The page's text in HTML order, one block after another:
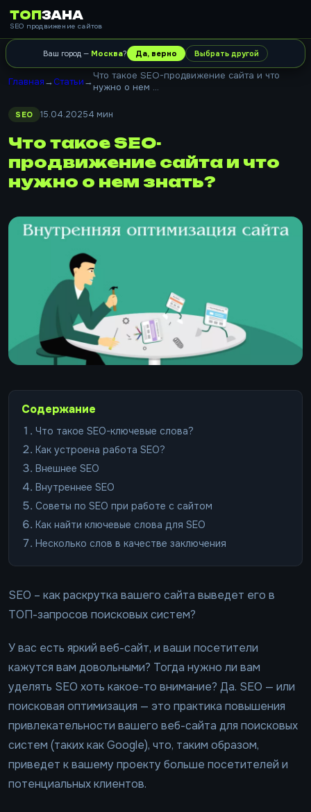
ТОП ЗАНА
SEO продвижение сайтов
Ваш город — Москва? Да, верно Выбрать другой
Главная→Статьи→Что такое SEO-продвижение сайта и что
нужно о нем ...
SEO 15.04.20254 мин
Что такое SEO-
продвижение сайта и что
нужно о нем знать?
Содержание
Что такое SEO-ключевые слова?
Как устроена работа SEO?
Внешнее SEO
Внутреннее SEO
Советы по SEO при работе с сайтом
Как найти ключевые слова для SEO
Несколько слов в качестве заключения
SEO – как раскрутка вашего сайта выведет его в
ТОП-запросов поисковых систем?
У вас есть яркий веб-сайт, и ваши посетители
кажутся вам довольными? Тогда нужно ли вам
уделять SEO хоть какое-то внимание? Да. SEO — или
поисковая оптимизация — это практика повышения
привлекательности вашего веб-сайта для поисковых
систем (таких как Google), что, таким образом,
приведет к вашему проекту больше посетителей и
потенциальных клиентов.